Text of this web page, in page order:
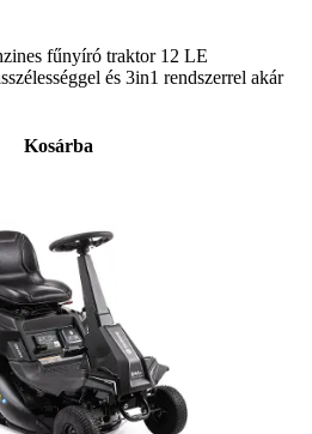
fűnyíró traktor 12 LE
és 3in1 rendszerrel akár
Kosárba